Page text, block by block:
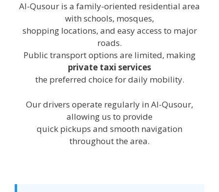
Al-Qusour is a family-oriented residential area
with schools, mosques,
shopping locations, and easy access to major
roads.
Public transport options are limited, making
private taxi services
the preferred choice for daily mobility.
Our drivers operate regularly in Al-Qusour,
allowing us to provide
quick pickups and smooth navigation
throughout the area.